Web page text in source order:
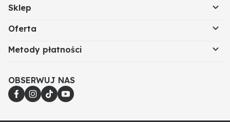
Sklep
Oferta
Metody płatności
OBSERWUJ NAS